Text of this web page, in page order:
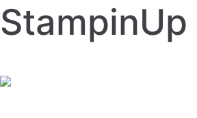
StampinUp